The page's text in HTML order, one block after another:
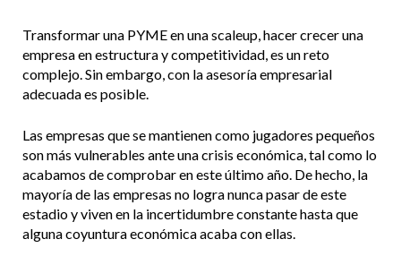
Transformar una PYME en una scaleup, hacer crecer una
empresa en estructura y competitividad, es un reto
complejo. Sin embargo, con la asesoría empresarial
adecuada es posible.
Las empresas que se mantienen como jugadores pequeños
son más vulnerables ante una crisis económica, tal como lo
acabamos de comprobar en este último año. De hecho, la
mayoría de las empresas no logra nunca pasar de este
estadio y viven en la incertidumbre constante hasta que
alguna coyuntura económica acaba con ellas.